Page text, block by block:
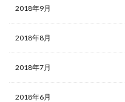
2018年9月
2018年8月
2018年7月
2018年6月